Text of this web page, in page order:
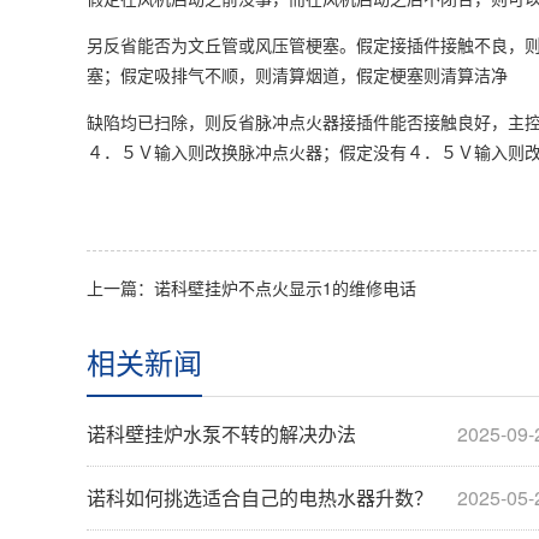
另反省能否为文丘管或风压管梗塞。假定接插件接触不良
塞；假定吸排气不顺，则清算烟道，假定梗塞则清算洁净
缺陷均已扫除，则反省脉冲点火器接插件能否接触良好，
４．５Ｖ输入则改换脉冲点火器；假定没有４．５Ｖ输入则
上一篇：诺科壁挂炉不点火显示1的维修电话
相关新闻
2025-
诺科壁挂炉水泵不转的解决办法
2025-
诺科如何挑选适合自己的电热水器升数？